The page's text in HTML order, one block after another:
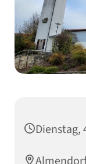
Dienstag,